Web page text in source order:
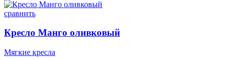
сравнить
Кресло Манго оливковый
Мягкие кресла